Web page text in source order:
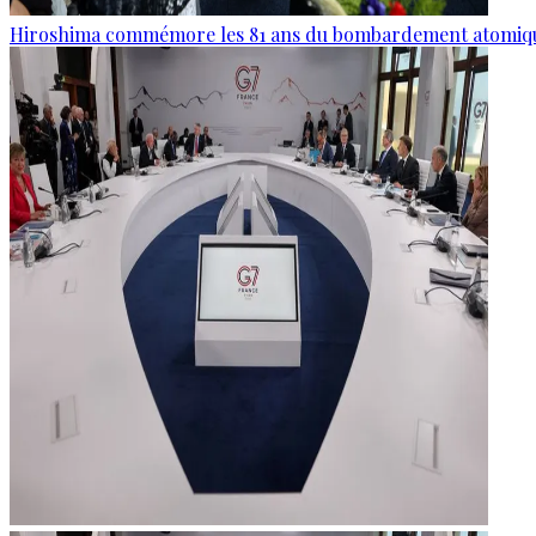
Hiroshima commémore les 81 ans du bombardement